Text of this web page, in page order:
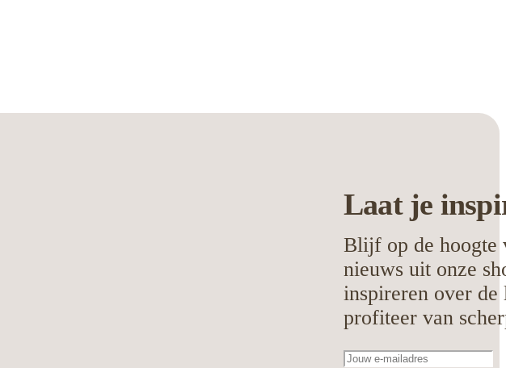
Laat je
Blijf op de hoogte
nieuws uit onze
inspireren over de
profiteer van